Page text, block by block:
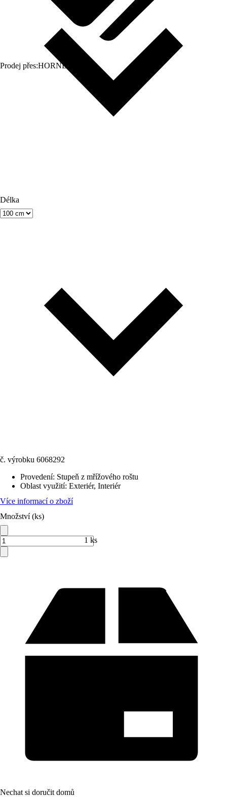
Prodej přes:HORNBACH
Délka
č. výrobku 6068292
Provedení: Stupeň z mřížového roštu
Oblast využití: Exteriér, Interiér
Více informací o zboží
Množství (ks)
1 ks
Nechat si doručit domů